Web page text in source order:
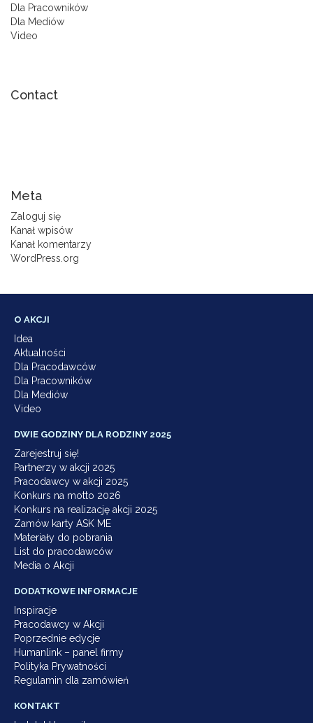
Dla Pracowników
Dla Mediów
Video
Contact
Meta
Zaloguj się
Kanał wpisów
Kanał komentarzy
WordPress.org
O AKCJI
Idea
Aktualności
Dla Pracodawców
Dla Pracowników
Dla Mediów
Video
DWIE GODZINY DLA RODZINY 2025
Zarejestruj się!
Partnerzy w akcji 2025
Pracodawcy w akcji 2025
Konkurs na motto 2026
Konkurs na realizację akcji 2025
Zamów karty ASK ME
Materiały do pobrania
List do pracodawców
Media o Akcji
DODATKOWE INFORMACJE
Inspiracje
Pracodawcy w Akcji
Poprzednie edycje
Humanlink – panel firmy
Polityka Prywatności
Regulamin dla zamówień
KONTAKT